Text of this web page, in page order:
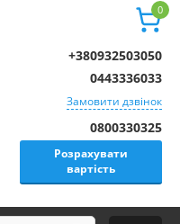
0
0800330325
Розрахувати
вартість
+380932503050
0443336033
Замовити дзвінок